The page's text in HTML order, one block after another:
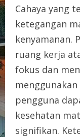
Cahaya yang
ketegangan
kenyamanan.
ruang kerja
fokus dan
pengguna
kesehatan
signifikan.